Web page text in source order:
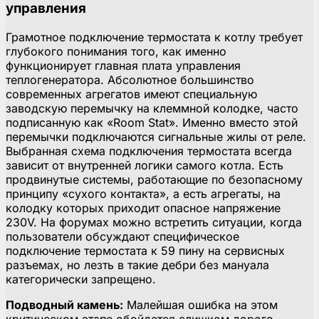
управления
Грамотное подключение термостата к котлу требует
глубокого понимания того, как именно
функционирует главная плата управления
теплогенератора. Абсолютное большинство
современных агрегатов имеют специальную
заводскую перемычку на клеммной колодке, часто
подписанную как «Room Stat». Именно вместо этой
перемычки подключаются сигнальные жилы от реле.
Выбранная схема подключения термостата всегда
зависит от внутренней логики самого котла. Есть
продвинутые системы, работающие по безопасному
принципу «сухого контакта», а есть агрегаты, на
колодку которых приходит опасное напряжение
230V. На форумах можно встретить ситуации, когда
пользователи обсуждают специфическое
подключение термостата к 59 пину на сервисных
разъемах, но лезть в такие дебри без мануала
категорически запрещено.
Подводный камень: Малейшая ошибка на этом